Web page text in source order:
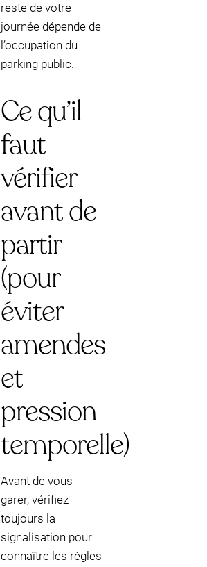
reste de votre
journée dépende de
l’occupation du
parking public.
Ce qu’il
faut
vérifier
avant de
partir
(pour
éviter
amendes
et
pression
temporelle)
Avant de vous
garer, vérifiez
toujours la
signalisation pour
connaître les règles